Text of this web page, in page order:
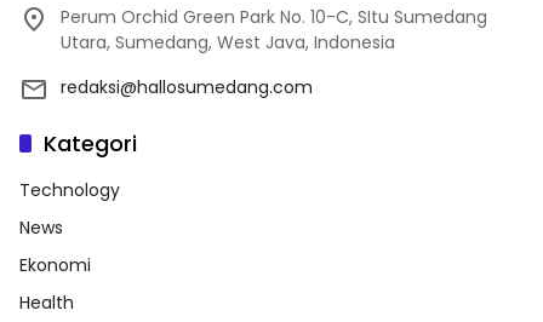
Perum Orchid Green Park No. 10-C, SItu Sumedang
Utara, Sumedang, West Java, Indonesia
redaksi@hallosumedang.com
Kategori
Technology
News
Ekonomi
Health